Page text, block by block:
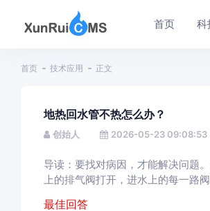
首页 科
首页 技术应用 正文
地热回水管不热怎么办？
创始人 2026-05-23 09:08:53
导读：要找对病因，才能解决问题
上的排气阀打开，进水上的每一路
最佳回答